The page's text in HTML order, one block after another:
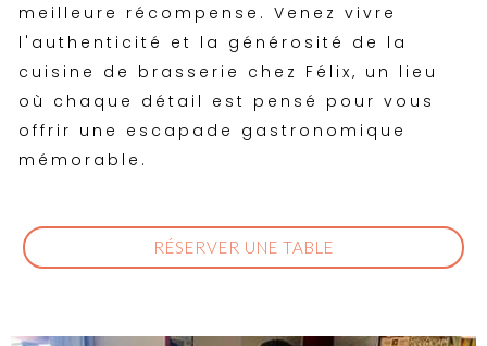
meilleure récompense. Venez vivre
l'authenticité et la générosité de la
cuisine de brasserie chez Félix, un lieu
où chaque détail est pensé pour vous
offrir une escapade gastronomique
mémorable.
RÉSERVER UNE TABLE